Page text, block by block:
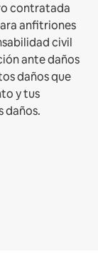
contratada
anfitriones
civil
ante daños
daños que
y tus
daños.